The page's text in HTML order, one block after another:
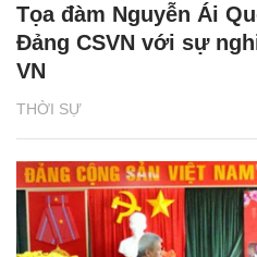
THỜI SỰ
Tọa đàm Nguyễn Ái
Đảng CSVN với sự
VN